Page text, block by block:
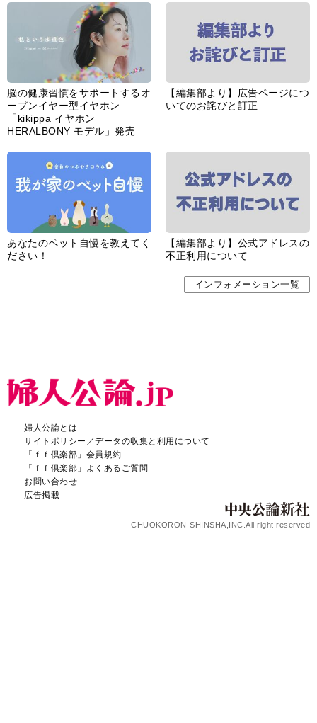
脳の健康習慣をサポートするオ
ープンイヤー型イヤホン
「kikippa イヤホン
HERALBONY モデル」発売
【編集部より】広告ページにつ
いてのお詫びと訂正
あなたのペット自慢を教えてく
ださい！
【編集部より】公式アドレスの
不正利用について
インフォメーション一覧
婦人公論とは
サイトポリシー／データの収集と利用について
「ｆｆ倶楽部」会員規約
「ｆｆ倶楽部」よくあるご質問
お問い合わせ
広告掲載
CHUOKORON-SHINSHA,INC.All right reserved